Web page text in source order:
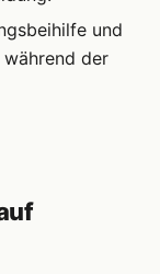
und
der